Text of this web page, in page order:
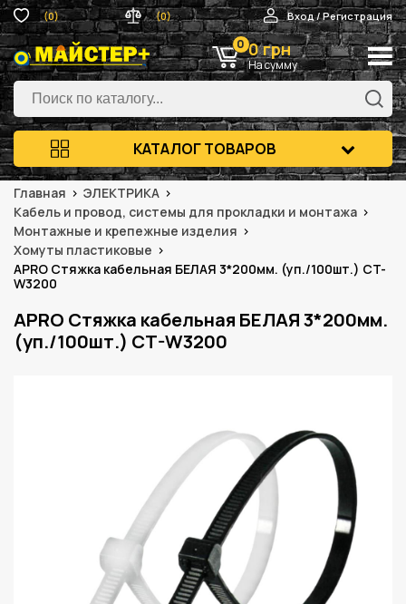
(0) (0) Вход / Регистрация
0 0 грн
На сумму
КАТАЛОГ ТОВАРОВ
Главная
ЭЛЕКТРИКА
Кабель и провод, системы для прокладки и монтажа
Монтажные и крепежные изделия
Хомуты пластиковые
APRO Стяжка кабельная БЕЛАЯ 3*200мм. (уп./100шт.) CT-
W3200
APRO Стяжка кабельная БЕЛАЯ 3*200мм.
(уп./100шт.) CT-W3200